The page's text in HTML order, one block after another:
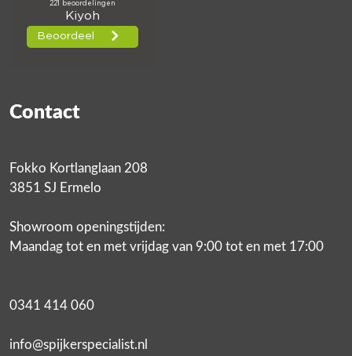
Contact
Fokko Kortlanglaan 208
3851 SJ Ermelo
Showroom openingstijden:
Maandag tot en met vrijdag van 9:00 tot en met 17:00
0341 414 060
info@spijkerspecialist.nl